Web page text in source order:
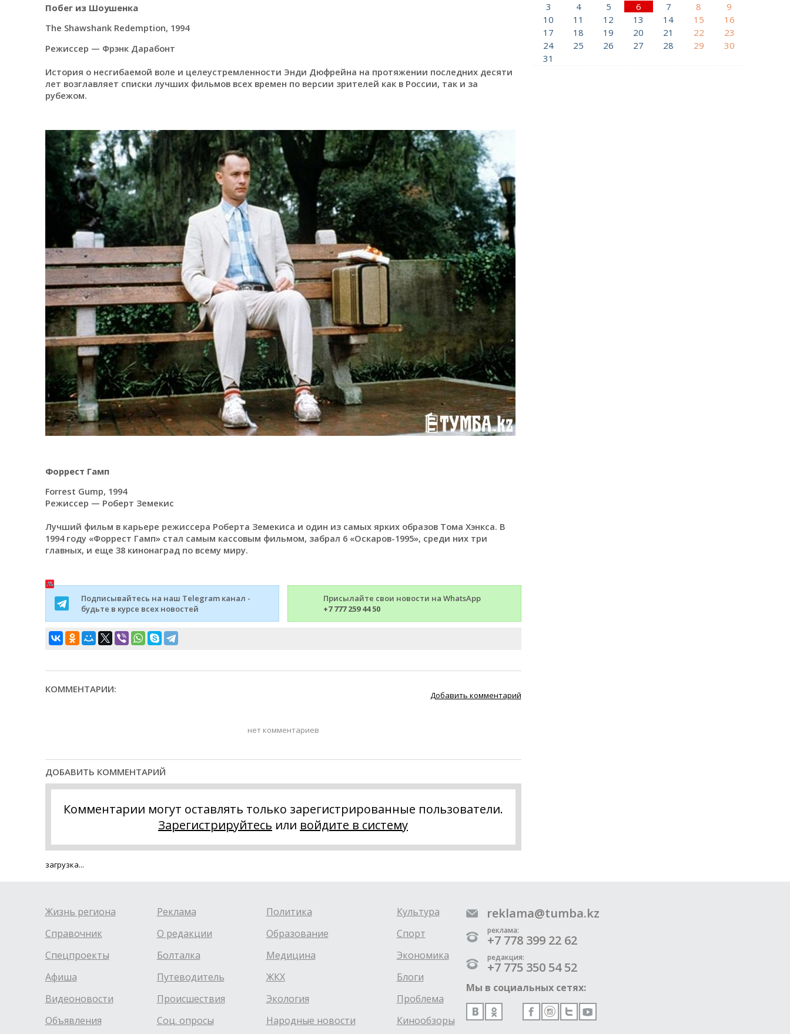
Побег из Шоушенка
The Shawshank Redemption, 1994
Режиссер — Фрэнк Дарабонт
История о несгибаемой воле и целеустремленности Энди Дюфрейна на протяжении последних десяти
лет возглавляет списки лучших фильмов всех времен по версии зрителей как в России, так и за
рубежом.
Форрест Гамп
Forrest Gump, 1994
Режиссер — Роберт Земекис
Лучший фильм в карьере режиссера Роберта Земекиса и один из самых ярких образов Тома Хэнкса. В
1994 году «Форрест Гамп» стал самым кассовым фильмом, забрал 6 «Оскаров-1995», среди них три
главных, и еще 38 кинонаград по всему миру.
Подписывайтесь на наш Telegram канал -
будьте в курсе всех новостей
Присылайте свои новости на WhatsApp
+7 777 259 44 50
КОММЕНТАРИИ:
Добавить комментарий
нет комментариев
ДОБАВИТЬ КОММЕНТАРИЙ
Комментарии могут оставлять только зарегистрированные пользователи.
Зарегистрируйтесь или войдите в систему
загрузка...
3
4 5 6 7 8
9
10
11 12 13 14 15
16
17
18 19 20 21 22
23
24
25 26 27 28 29
30
31
Жизнь региона
Справочник
Спецпроекты
Афиша
Видеоновости
Объявления
Реклама
О редакции
Болталка
Путеводитель
Происшествия
Соц. опросы
Политика
Образование
Медицина
ЖКХ
Экология
Народные новости
Культура
Спорт
Экономика
Блоги
Проблема
Кинообзоры
reklama@tumba.kz
реклама:
+7 778 399 22 62
редакция:
+7 775 350 54 52
Мы в социальных сетях: